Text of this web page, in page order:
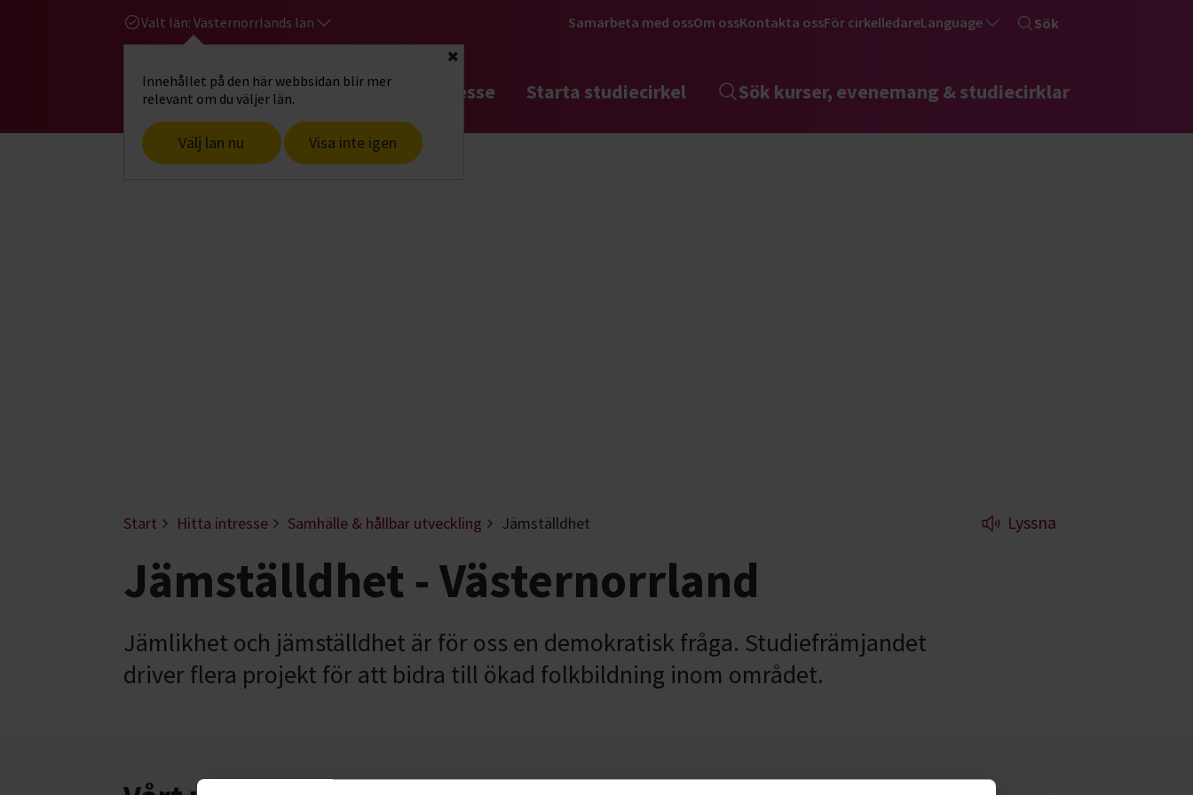
Valt län: Västernorrlands län
Innehållet på den här webbsidan blir mer
relevant om du väljer län.
Välj län nu Visa inte igen
Stäng
Samarbeta med ossOm ossKontakta ossFör cirkelledareLanguage Sök
Gå till studiefrämjandets startsidaHitta intresse Starta studiecirkel Sök kurser, evenemang & studiecirklar
Start Hitta intresse Samhälle & hållbar utveckling Jämställdhet Lyssna
Jämställdhet - Västernorrland
Jämlikhet och jämställdhet är för oss en demokratisk fråga. Studiefrämjandet
driver flera projekt för att bidra till ökad folkbildning inom området.